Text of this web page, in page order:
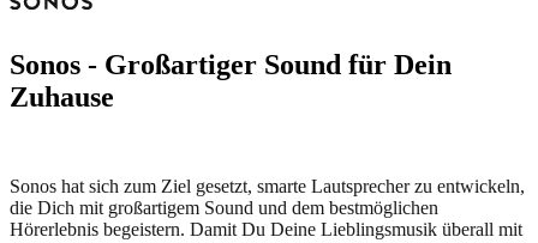
Sonos - Großartiger Sound für Dein
Zuhause
Sonos hat sich zum Ziel gesetzt, smarte Lautsprecher zu entwickeln,
die Dich mit großartigem Sound und dem bestmöglichen
Hörerlebnis begeistern. Damit Du Deine Lieblingsmusik überall mit